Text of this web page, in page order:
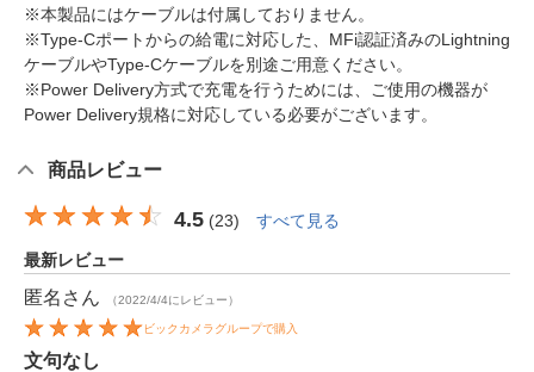
※本製品にはケーブルは付属しておりません。
※Type-Cポートからの給電に対応した、MFi認証済みのLightning
ケーブルやType-Cケーブルを別途ご用意ください。
※Power Delivery方式で充電を行うためには、ご使用の機器が
Power Delivery規格に対応している必要がございます。
商品レビュー
4.5 (23) すべて見る
最新レビュー
匿名 さん （2022/4/4にレビュー）
ビックカメラグループで購入
文句なし